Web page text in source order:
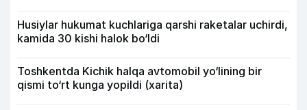
Husiylar hukumat kuchlariga qarshi raketalar uchirdi,
kamida 30 kishi halok bo‘ldi
Toshkentda Kichik halqa avtomobil yo‘lining bir
qismi to‘rt kunga yopildi (xarita)